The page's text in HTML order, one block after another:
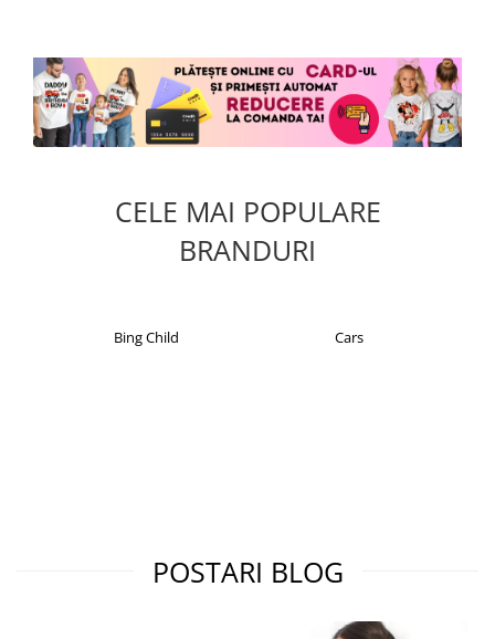
CELE MAI POPULARE
BRANDURI
Bing Child Cars
POSTARI BLOG